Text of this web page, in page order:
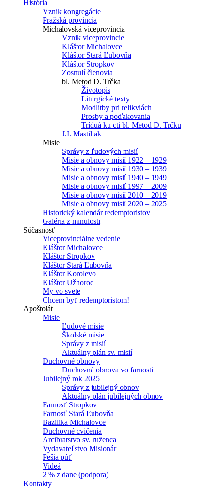
História
Vznik kongregácie
Pražská provincia
Michalovská viceprovincia
Vznik viceprovincie
Kláštor Michalovce
Kláštor Stará Ľubovňa
Kláštor Stropkov
Zosnulí členovia
bl. Metod D. Trčka
Životopis
Liturgické texty
Modlitby pri relikviách
Prosby a poďakovania
Tríduá ku cti bl. Metod D. Trčku
J.I. Mastiliak
Misie
Správy z ľudových misií
Misie a obnovy misií 1922 – 1929
Misie a obnovy misií 1930 – 1939
Misie a obnovy misií 1940 – 1949
Misie a obnovy misií 1997 – 2009
Misie a obnovy misií 2010 – 2019
Misie a obnovy misií 2020 – 2025
Historický kalendár redemptoristov
Galéria z minulosti
Súčasnosť
Viceprovinciálne vedenie
Kláštor Michalovce
Kláštor Stropkov
Kláštor Stará Ľubovňa
Kláštor Korolevo
Kláštor Užhorod
My vo svete
Chcem byť redemptoristom!
Apoštolát
Misie
Ľudové misie
Školské misie
Správy z misií
Aktuálny plán sv. misií
Duchovné obnovy
Duchovná obnova vo farnosti
Jubilejný rok 2025
Správy z jubilejný obnov
Aktuálny plán jubilejných obnov
Farnosť Stropkov
Farnosť Stará Ľubovňa
Bazilika Michalovce
Duchovné cvičenia
Arcibratstvo sv. ruženca
Vydavateľstvo Misionár
Pešia púť
Videá
2 % z dane (podpora)
Kontakty